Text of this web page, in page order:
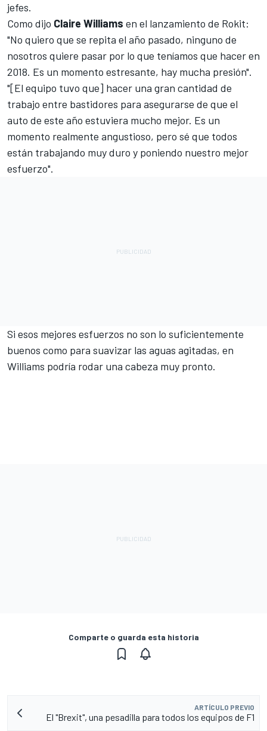
jefes.
Como dijo Claire Williams en el lanzamiento de Rokit:
"No quiero que se repita el año pasado, ninguno de
nosotros quiere pasar por lo que teníamos que hacer en
2018. Es un momento estresante, hay mucha presión".
"[El equipo tuvo que] hacer una gran cantidad de
trabajo entre bastidores para asegurarse de que el
auto de este año estuviera mucho mejor. Es un
momento realmente angustioso, pero sé que todos
están trabajando muy duro y poniendo nuestro mejor
esfuerzo".
Si esos mejores esfuerzos no son lo suficientemente
buenos como para suavizar las aguas agitadas, en
Williams podría rodar una cabeza muy pronto.
Comparte o guarda esta historia
ARTÍCULO PREVIO
El "Brexit", una pesadilla para todos los equipos de F1